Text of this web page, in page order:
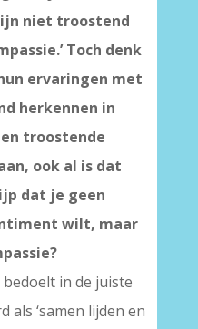
niet troostend
Toch denk
ervaringen met
herkennen in
troostende
ook al is dat
dat je geen
wilt, maar
bedoelt in de juiste
als ‘samen lijden en